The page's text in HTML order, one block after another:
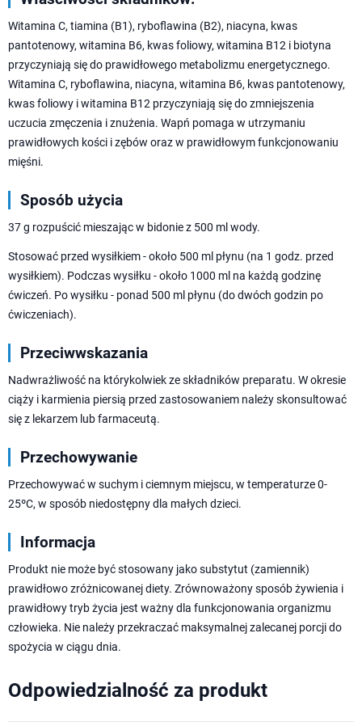
Witamina C, tiamina (B1), ryboflawina (B2), niacyna, kwas
pantotenowy, witamina B6, kwas foliowy, witamina B12 i biotyna
przyczyniają się do prawidłowego metabolizmu energetycznego.
Witamina C, ryboflawina, niacyna, witamina B6, kwas pantotenowy,
kwas foliowy i witamina B12 przyczyniają się do zmniejszenia
uczucia zmęczenia i znużenia. Wapń pomaga w utrzymaniu
prawidłowych kości i zębów oraz w prawidłowym funkcjonowaniu
mięśni.
Sposób użycia
37 g rozpuścić mieszając w bidonie z 500 ml wody.
Stosować przed wysiłkiem - około 500 ml płynu (na 1 godz. przed
wysiłkiem). Podczas wysiłku - około 1000 ml na każdą godzinę
ćwiczeń. Po wysiłku - ponad 500 ml płynu (do dwóch godzin po
ćwiczeniach).
Przeciwwskazania
Nadwrażliwość na którykolwiek ze składników preparatu. W okresie
ciąży i karmienia piersią przed zastosowaniem należy skonsultować
się z lekarzem lub farmaceutą.
Przechowywanie
Przechowywać w suchym i ciemnym miejscu, w temperaturze 0-
25ºC, w sposób niedostępny dla małych dzieci.
Informacja
Produkt nie może być stosowany jako substytut (zamiennik)
prawidłowo zróżnicowanej diety. Zrównoważony sposób żywienia i
prawidłowy tryb życia jest ważny dla funkcjonowania organizmu
człowieka. Nie należy przekraczać maksymalnej zalecanej porcji do
spożycia w ciągu dnia.
Odpowiedzialność za produkt